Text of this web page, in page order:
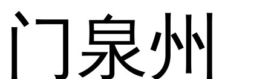
门泉州